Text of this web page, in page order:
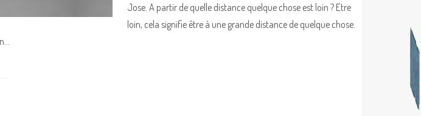
Jose. A partir de quelle distance quelque chose est loin ? Etre
loin, cela signifie être à une grande distance de quelque chose.